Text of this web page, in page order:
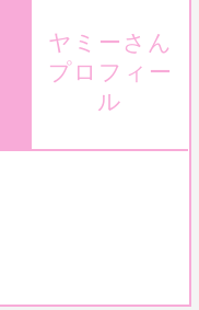
ヤミーさん
プロフィー
ル